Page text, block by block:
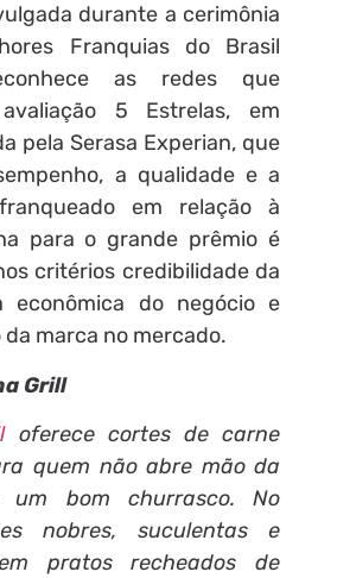
durante a cerimônia
Franquias do Brasil
as redes que
5 Estrelas, em
pela Serasa Experian, que
a qualidade e a
em relação à
para o grande prêmio é
critérios credibilidade da
econômica do negócio e
marca no mercado.
Grill
oferece cortes de carne
quem não abre mão da
um bom churrasco. No
nobres, suculentas e
pratos recheados de